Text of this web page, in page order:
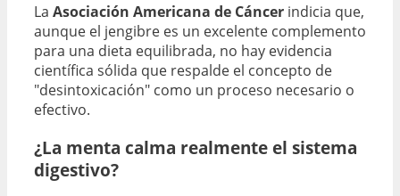
La Asociación Americana de Cáncer indicia que,
aunque el jengibre es un excelente complemento
para una dieta equilibrada, no hay evidencia
científica sólida que respalde el concepto de
"desintoxicación" como un proceso necesario o
efectivo.
¿La menta calma realmente el sistema
digestivo?